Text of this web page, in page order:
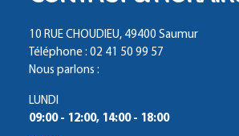
10 RUE CHOUDIEU, 49400 Saumur
Téléphone : 02 41 50 99 57
Nous parlons :
LUNDI
09:00 - 12:00, 14:00 - 18:00